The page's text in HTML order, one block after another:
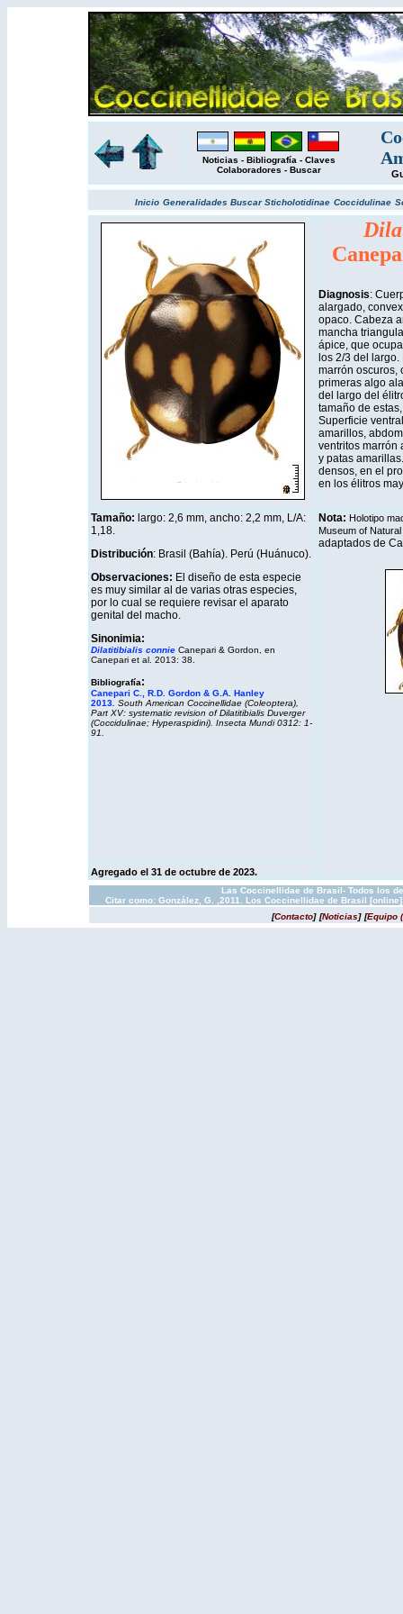
Noticias - Bibliografía - Claves
Colaboradores - Buscar
Inicio Generalidades BuscarSticholotidinae Coccidulinae
Diagnosis:
alargado,
opaco. Cabeza
mancha
ápice, que
los 2/3 del
marrón oscuros,
primeras algo
del largo del
tamaño de
Superficie
amarillos,
ventritos marrón
y patas
densos, en el
en los élitros
Tamaño: largo: 2,6 mm, ancho: 2,2 mm, L/A:
1,18.
Distribución: Brasil (Bahía). Perú (Huánuco).
Observaciones: El diseño de esta especie
es muy similar al de varias otras especies,
por lo cual se requiere revisar el aparato
genital del macho.
Sinonimia:
Dilatitibialis connie Canepari & Gordon, en
Canepari et al. 2013: 38.
Bibliografía:
Canepari C., R.D. Gordon & G.A. Hanley
2013 South American Coccinellidae (Coleoptera),
Part XV: systematic revision of Dilatitibialis Duverger
(Coccidulinae; Hyperaspidini). Insecta Mundi 0312: 1-
91.
Nota: Holotipo
Museum of
adaptados de
Agregado el 31 de octubre de 2023.
Las Coccinellidae de Brasil- Todos los
Citar como: González, G. ,2011. Los Coccinellidae de Brasil
[Contacto] [Noticias] [Equipo